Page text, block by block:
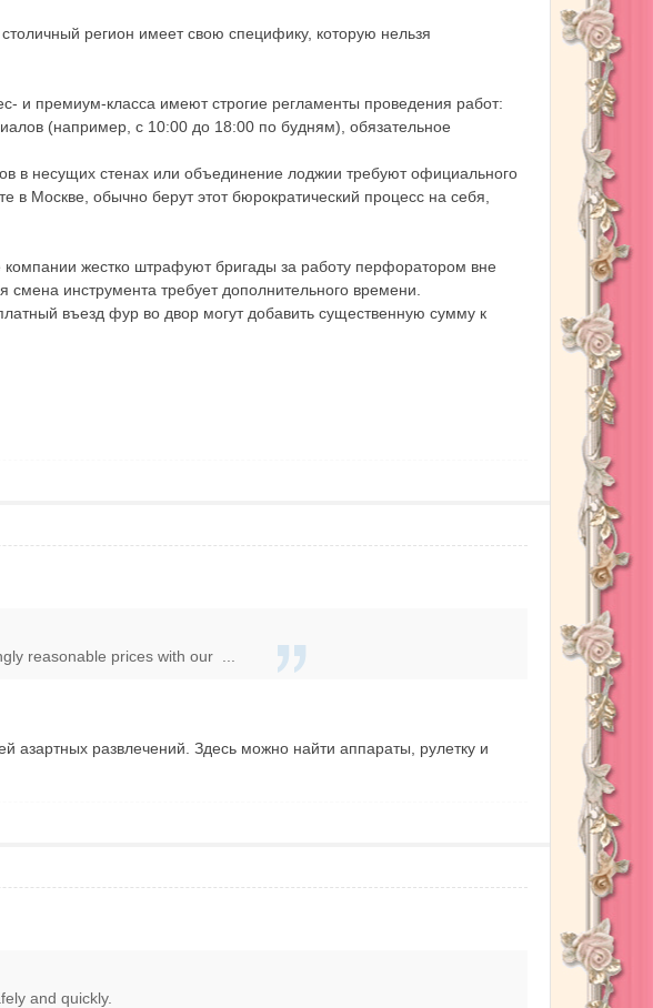
регион имеет свою специфику, которую нельзя
и премиум-класса имеют строгие регламенты проведения работ:
(например, с 10:00 до 18:00 по будням), обязательное
в несущих стенах или объединение лоджии требуют официального
Москве, обычно берут этот бюрократический процесс на себя,
жестко штрафуют бригады за работу перфоратором вне
инструмента требует дополнительного времени.
въезд фур во двор могут добавить существенную сумму к
reasonable prices with our ...
азартных развлечений. Здесь можно найти аппараты, рулетку и
and quickly.